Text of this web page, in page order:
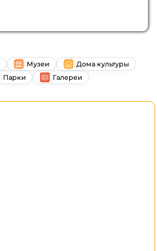
Музеи
Дома культуры
Парки Галереи